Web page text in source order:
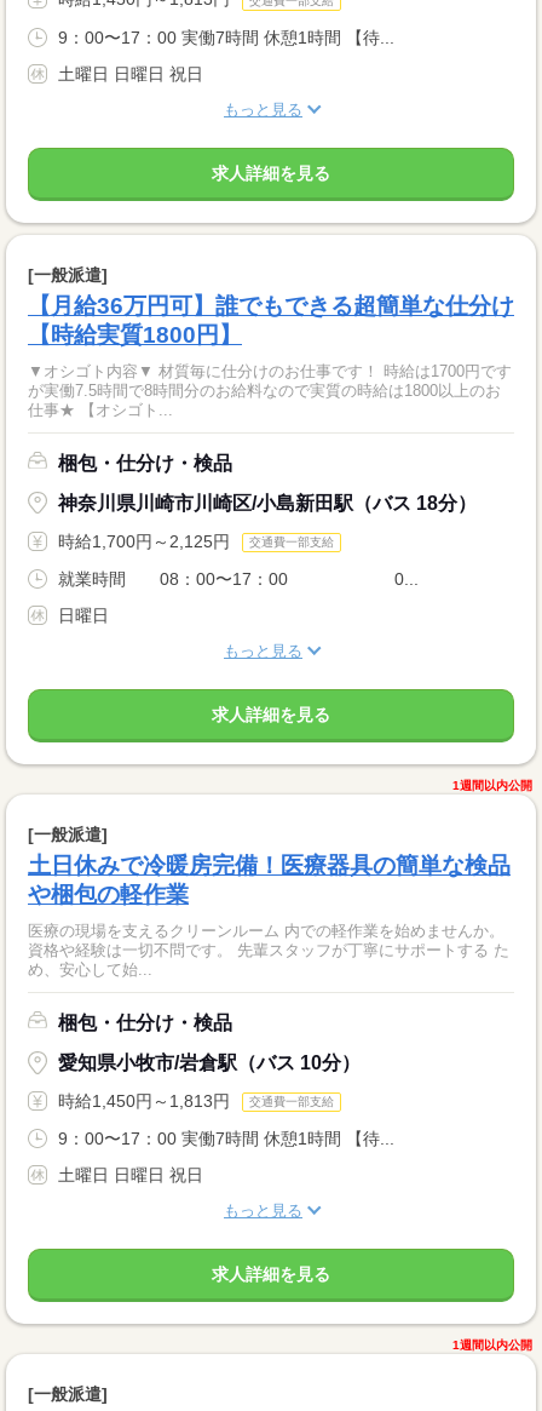
9：00〜17：00 実働7時間 休憩1時間 【待...
土曜日 日曜日 祝日
もっと見る
求人詳細を見る
[一般派遣]
【月給36万円可】誰でもできる超簡単な仕分け
【時給実質1800円】
▼オシゴト内容▼ 材質毎に仕分けのお仕事です！ 時給は1700円です
が実働7.5時間で8時間分のお給料なので実質の時給は1800以上のお
仕事★ 【オシゴト...
梱包・仕分け・検品
神奈川県川崎市川崎区/小島新田駅（バス 18分）
時給1,700円～2,125円 交通費一部支給
就業時間 08：00〜17：00 0...
日曜日
もっと見る
求人詳細を見る
1週間以内公開
[一般派遣]
土日休みで冷暖房完備！医療器具の簡単な検品
や梱包の軽作業
医療の現場を支えるクリーンルーム 内での軽作業を始めませんか。
資格や経験は一切不問です。 先輩スタッフが丁寧にサポートする た
め、安心して始...
梱包・仕分け・検品
愛知県小牧市/岩倉駅（バス 10分）
時給1,450円～1,813円 交通費一部支給
9：00〜17：00 実働7時間 休憩1時間 【待...
土曜日 日曜日 祝日
もっと見る
求人詳細を見る
1週間以内公開
[一般派遣]